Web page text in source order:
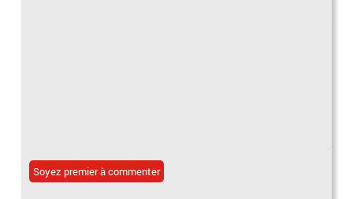
Soyez premier à commenter